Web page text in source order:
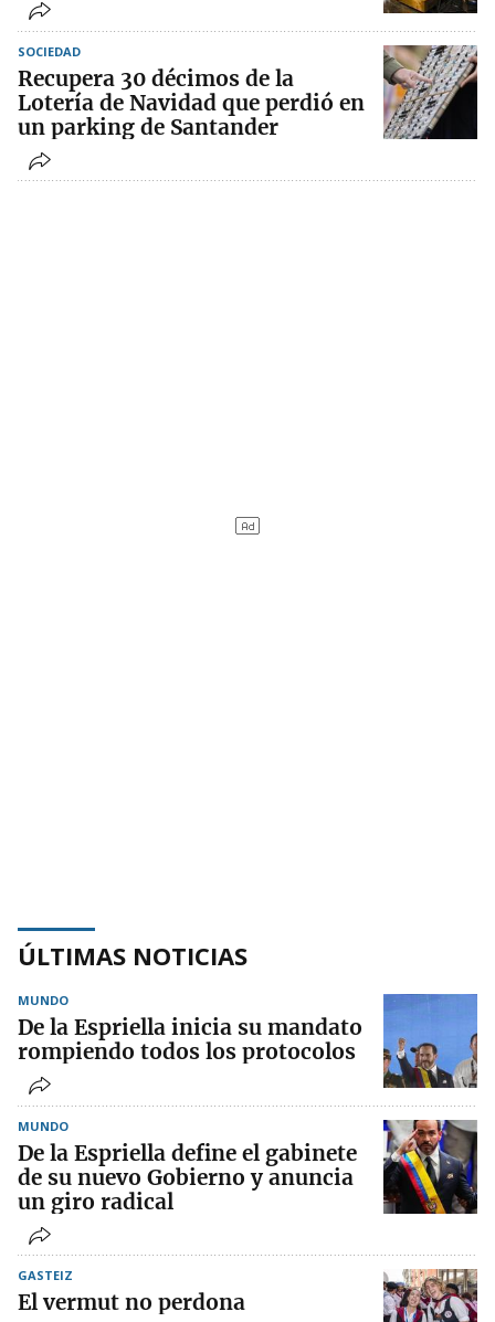
SOCIEDAD
Recupera 30 décimos de la
Lotería de Navidad que perdió en
un parking de Santander
ÚLTIMAS NOTICIAS
MUNDO
De la Espriella inicia su mandato
rompiendo todos los protocolos
MUNDO
De la Espriella define el gabinete
de su nuevo Gobierno y anuncia
un giro radical
GASTEIZ
El vermut no perdona